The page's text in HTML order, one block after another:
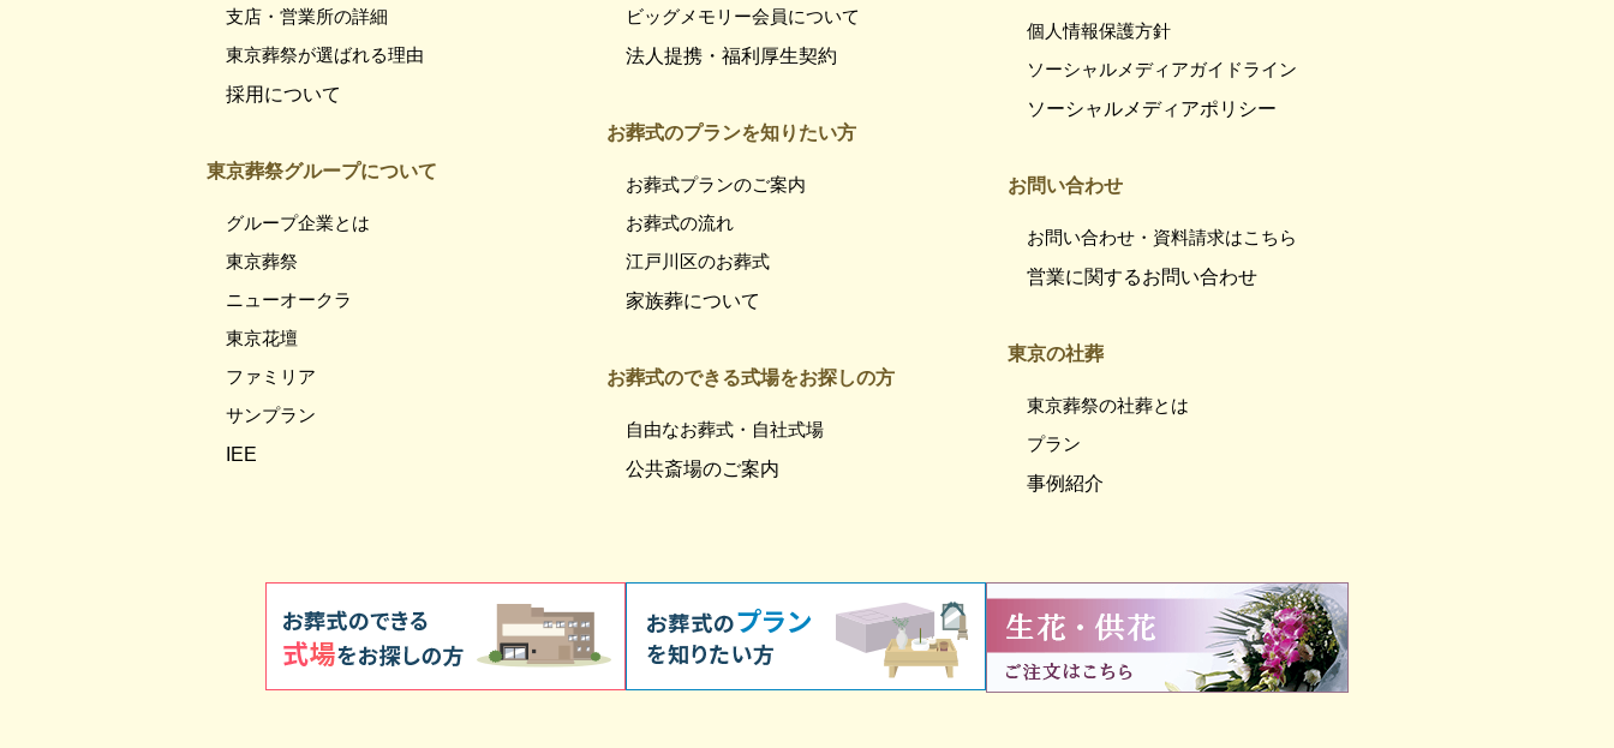
支店・営業所の詳細
東京葬祭が選ばれる理由
採用について
東京葬祭グループについて
グループ企業とは
東京葬祭
ニューオークラ
東京花壇
ファミリア
サンプラン
IEE
ビッグメモリー会員について
法人提携・福利厚生契約
お葬式のプランを知りたい方
お葬式プランのご案内
お葬式の流れ
江戸川区のお葬式
家族葬について
お葬式のできる式場をお探しの方
自由なお葬式・自社式場
公共斎場のご案内
個人情報保護方針
ソーシャルメディアガイドライン
ソーシャルメディアポリシー
お問い合わせ
お問い合わせ・資料請求はこちら
営業に関するお問い合わせ
東京の社葬
東京葬祭の社葬とは
プラン
事例紹介